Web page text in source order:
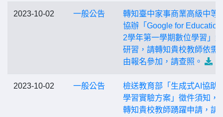
2023-10-02 一般公告
轉知臺中家事商業高級中等
協辦「Google for Education
2學年第一學期數位學習」
研習，請轉知貴校教師依需
由報名參加，請查照。
2023-10-02 一般公告
檢送教育部「生成式AI協助
學習實驗方案」徵件須知，
轉知貴校教師踴躍申請，請